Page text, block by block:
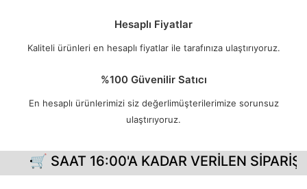
Hesaplı Fiyatlar
Kaliteli ürünleri en hesaplı fiyatlar ile tarafınıza ulaştırıyoruz.
%100 Güvenilir Satıcı
En hesaplı ürünlerimizi siz değerlimüşterilerimize sorunsuz
ulaştırıyoruz.
SAAT 16:00'A KADAR VERİLEN